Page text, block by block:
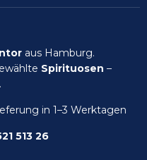
aus Hamburg.
Spirituosen –
in 1–3 Werktagen
513 26